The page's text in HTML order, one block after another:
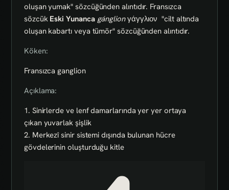
oluşan yumak" sözcüğünden alıntıdır. Fransızca
sözcük Eski Yunanca gánglionγάγγλιον "cilt altında
oluşan kabartı veya tümör" sözcüğünden alıntıdır.
Köken:
Fransızca ganglion
Açıklama:
1. Sinirlerde ve lenf damarlarında yer yer ortaya
çıkan yuvarlak şişlik
2. Merkezî sinir sistemi dışında bulunan hücre
gövdelerinin oluşturduğu kitle